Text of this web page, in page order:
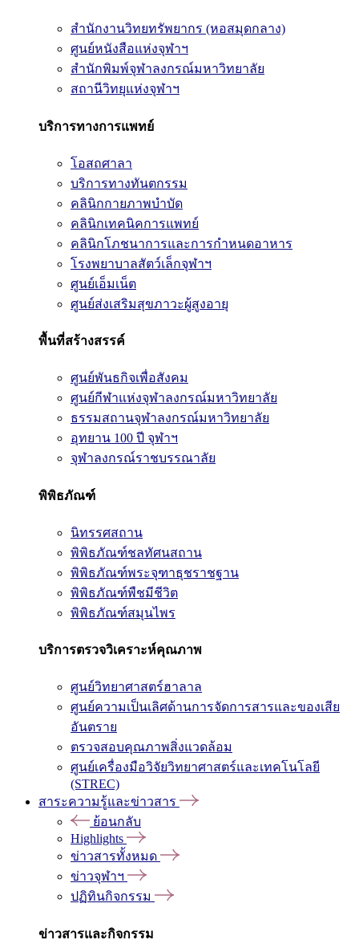
สำนักงานวิทยทรัพยากร (หอสมุดกลาง)
ศูนย์หนังสือแห่งจุฬาฯ
สำนักพิมพ์จุฬาลงกรณ์มหาวิทยาลัย
สถานีวิทยุแห่งจุฬาฯ
บริการทางการแพทย์
โอสถศาลา
บริการทางทันตกรรม
คลินิกกายภาพบำบัด
คลินิกเทคนิคการแพทย์
คลินิกโภชนาการและการกำหนดอาหาร
โรงพยาบาลสัตว์เล็กจุฬาฯ
ศูนย์เอ็มเน็ต
ศูนย์ส่งเสริมสุขภาวะผู้สูงอายุ
พื้นที่สร้างสรรค์
ศูนย์พันธกิจเพื่อสังคม
ศูนย์กีฬาแห่งจุฬาลงกรณ์มหาวิทยาลัย
ธรรมสถานจุฬาลงกรณ์มหาวิทยาลัย
อุทยาน 100 ปี จุฬาฯ
จุฬาลงกรณ์ราชบรรณาลัย
พิพิธภัณฑ์
นิทรรศสถาน
พิพิธภัณฑ์ชลทัศนสถาน
พิพิธภัณฑ์พระจุฑาธุชราชฐาน
พิพิธภัณฑ์พืชมีชีวิต
พิพิธภัณฑ์สมุนไพร
บริการตรวจวิเคราะห์คุณภาพ
ศูนย์วิทยาศาสตร์ฮาลาล
ศูนย์ความเป็นเลิศด้านการจัดการสารและของเสีย
อันตราย
ตรวจสอบคุณภาพสิ่งแวดล้อม
ศูนย์เครื่องมือวิจัยวิทยาศาสตร์และเทคโนโลยี
(STREC)
สาระความรู้และข่าวสาร
ย้อนกลับ
Highlights
ข่าวสารทั้งหมด
ข่าวจุฬาฯ
ปฏิทินกิจกรรม
ข่าวสารและกิจกรรม